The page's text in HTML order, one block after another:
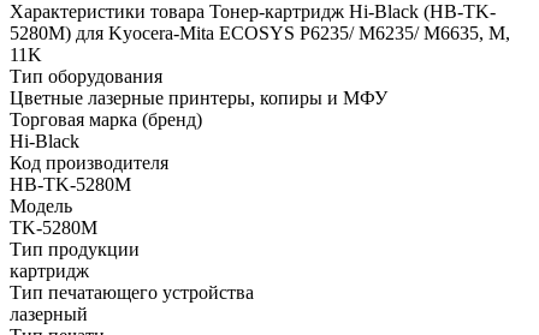
Характеристики товара Тонер-картридж Hi-Black (HB-TK-
5280M) для Kyocera-Mita ECOSYS P6235/ M6235/ M6635, M,
11K
Тип оборудования
Цветные лазерные принтеры, копиры и МФУ
Торговая марка (бренд)
Hi-Black
Код производителя
HB-TK-5280M
Модель
TK-5280M
Тип продукции
картридж
Тип печатающего устройства
лазерный